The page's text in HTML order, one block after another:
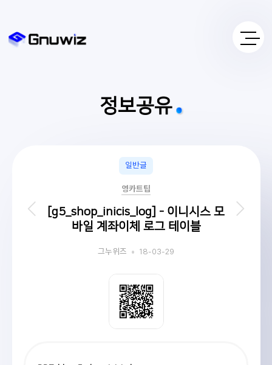
정보공유
일반글
영카트팁
[g5_shop_inicis_log] - 이니시스 모
바일 계좌이체 로그 테이블
그누위즈 18-03-29